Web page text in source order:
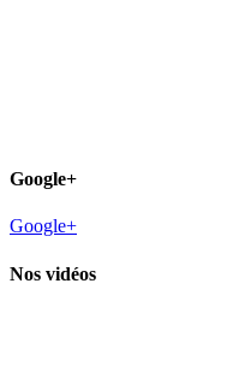
Google+
Google+
Nos vidéos